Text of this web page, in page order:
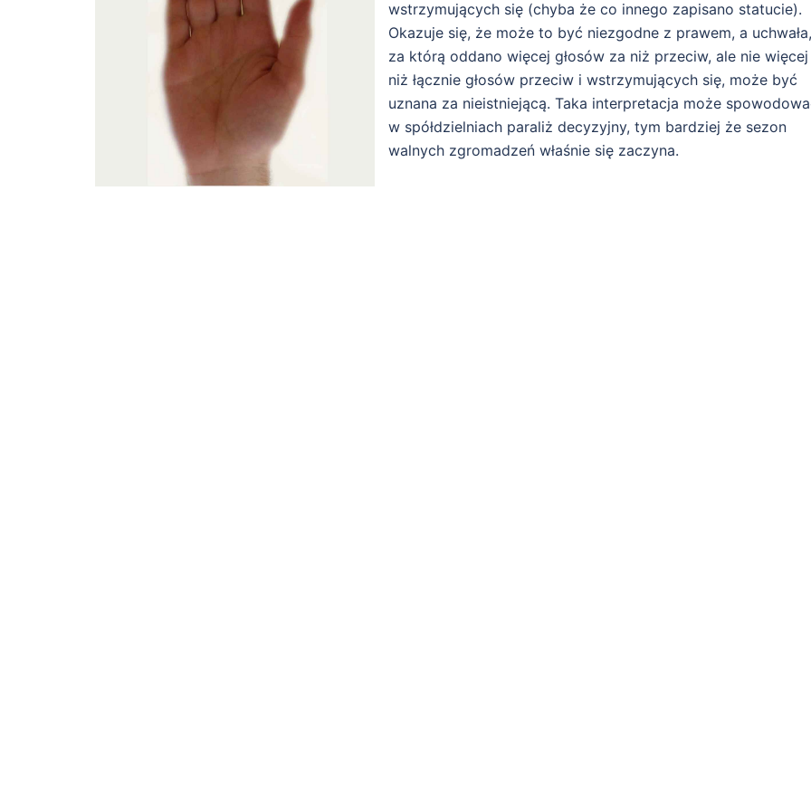
wstrzymujących się (chyba że co innego zapisano statucie).
Okazuje się, że może to być niezgodne z prawem, a uchwała,
za którą oddano więcej głosów za niż przeciw, ale nie więcej
niż łącznie głosów przeciw i wstrzymujących się, może być
uznana za nieistniejącą. Taka interpretacja może
w spółdzielniach paraliż decyzyjny, tym bardziej że sezon
walnych zgromadzeń właśnie się zaczyna.